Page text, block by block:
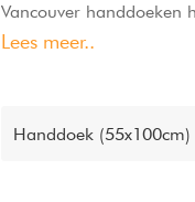
Vancouver handdoeken
wit. De handdoeken zijn
Lees meer..
Handdoek